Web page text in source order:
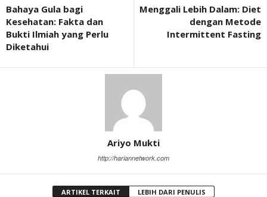
Bahaya Gula bagi
Kesehatan: Fakta dan
Bukti Ilmiah yang Perlu
Diketahui
Menggali Lebih Dalam: Diet
dengan Metode
Intermittent Fasting
Ariyo Mukti
http://hariannetwork.com
ARTIKEL TERKAIT LEBIH DARI PENULIS